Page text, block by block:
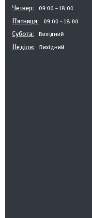
Четвер 09:00 18:00
Пʼятниця 09:00 18:00
Субота Вихідний
Неділя Вихідний